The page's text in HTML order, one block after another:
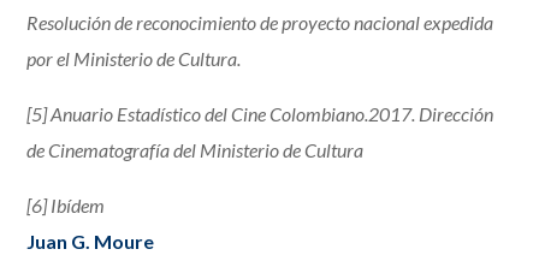
Resolución de reconocimiento de proyecto nacional expedida
por el Ministerio de Cultura.
[5] Anuario Estadístico del Cine Colombiano.2017. Dirección
de Cinematografía del Ministerio de Cultura
[6] Ibídem
Juan G. Moure